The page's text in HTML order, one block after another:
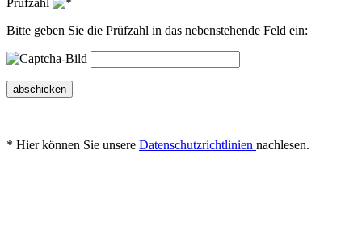
Prüfzahl
Bitte geben Sie die Prüfzahl in das nebenstehende Feld ein:
abschicken
* Hier können Sie unsere Datenschutzrichtlinien nachlesen.